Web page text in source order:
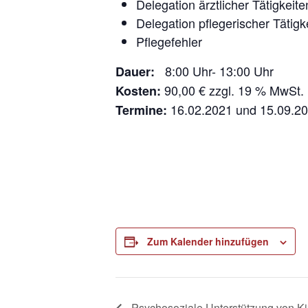
Delegation ärztlicher
Delegation pflegerischer
Pflegefehler
Dauer:
8:00 Uhr- 13:00 Uhr
Kosten: 90,00 € zzgl. 19 % MwSt.
Termine: 16.02.2021 und
Zum Kalender hinzufügen